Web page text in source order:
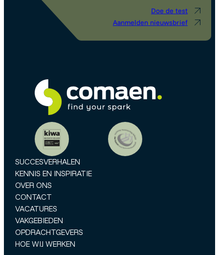
Doe de test
Aanmelden nieuwsbrief
SUCCESVERHALEN
KENNIS EN INSPIRATIE
OVER ONS
CONTACT
VACATURES
VAKGEBIEDEN
OPDRACHTGEVERS
HOE WIJ WERKEN